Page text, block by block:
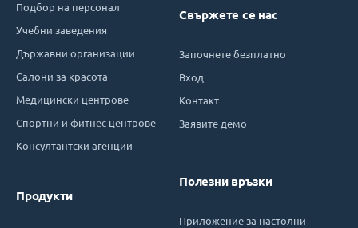
Подбор на персонал
Учебни заведения
Държавни организации
Салони за красота
Медицински центрове
Спортни и фитнес центрове
Консултантски агенции
Продукти
Свържете се нас
Започнете безплатно
Вход
Контакт
Заявите демо
Полезни връзки
Приложение за настолни